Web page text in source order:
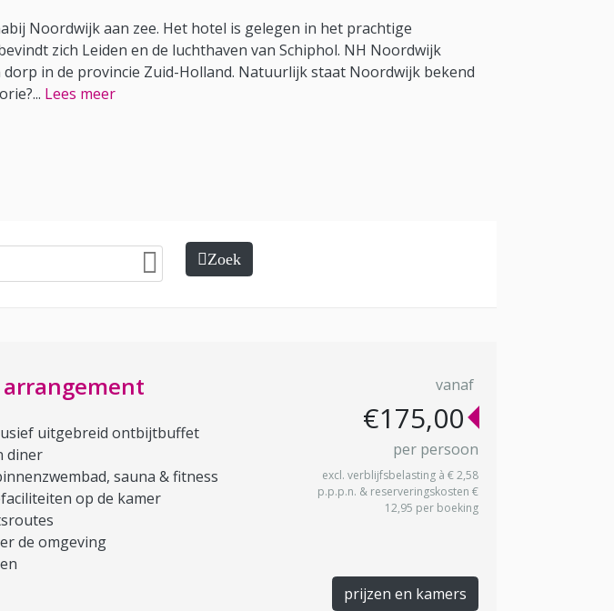
Noordwijk aan zee. Het hotel is gelegen in het prachtige
zich Leiden en de luchthaven van Schiphol. NH Noordwijk
in de provincie Zuid-Holland. Natuurlijk staat Noordwijk bekend
... Lees meer
Zoek
uitgebreid ontbijtbuffet
diner
sauna & fitness
op de kamer
de omgeving
vanaf
€175,00
per persoon
excl. verblijfsbelasting à € 2,58
p.p.p.n. & reserveringskosten €
12,95 per boeking
prijzen en kamers